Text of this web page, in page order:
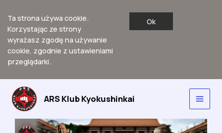
Ta strona używa cookie.
Korzystając ze strony
wyrażasz zgodę na używanie
cookie, zgodnie z ustawieniami
przeglądarki.
Ok
Przejdź
treści
ARS Klub Kyokushinkai
Main